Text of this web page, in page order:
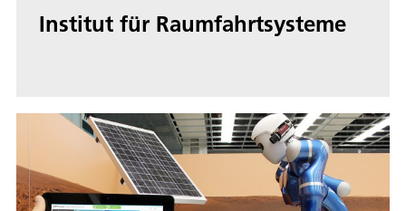
Institut für Raumfahrtsysteme